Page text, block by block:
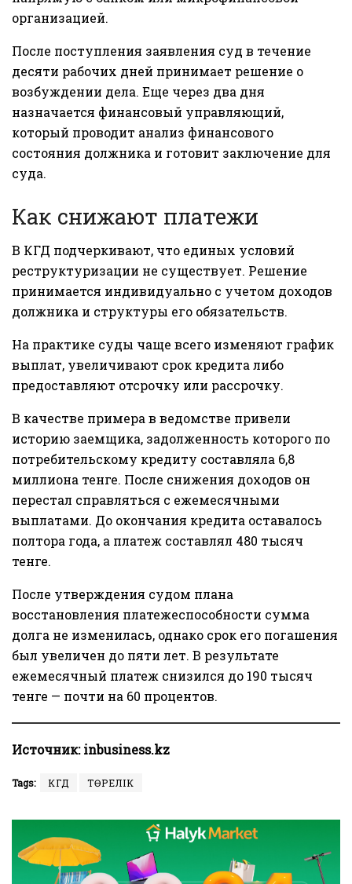
организацией.
После поступления заявления суд в течение
десяти рабочих дней принимает решение о
возбуждении дела. Еще через два дня
назначается финансовый управляющий,
который проводит анализ финансового
состояния должника и готовит заключение для
суда.
Как снижают платежи
В КГД подчеркивают, что единых условий
реструктуризации не существует. Решение
принимается индивидуально с учетом доходов
должника и структуры его обязательств.
На практике суды чаще всего изменяют график
выплат, увеличивают срок кредита либо
предоставляют отсрочку или рассрочку.
В качестве примера в ведомстве привели
историю заемщика, задолженность которого по
потребительскому кредиту составляла 6,8
миллиона тенге. После снижения доходов он
перестал справляться с ежемесячными
выплатами. До окончания кредита оставалось
полтора года, а платеж составлял 480 тысяч
тенге.
После утверждения судом плана
восстановления платежеспособности сумма
долга не изменилась, однако срок его погашения
был увеличен до пяти лет. В результате
ежемесячный платеж снизился до 190 тысяч
тенге — почти на 60 процентов.
Источник:inbusiness.kz
Tags: КГД ТӨРЕЛІК